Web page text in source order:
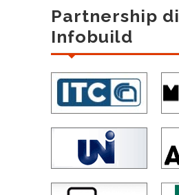
Partnership di
Infobuild